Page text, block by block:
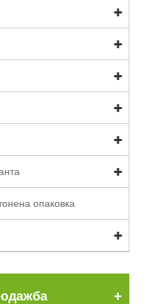
опаковка